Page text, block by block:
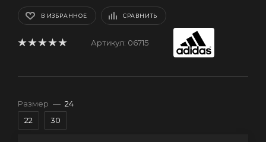
В ИЗБРАННОЕ СРАВНИТЬ
Артикул: 06715
Размер — 24
22
30